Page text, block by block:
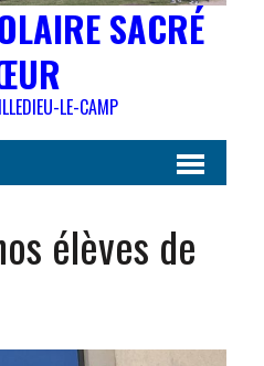
SACRÉ
LE-CAMP
élèves de